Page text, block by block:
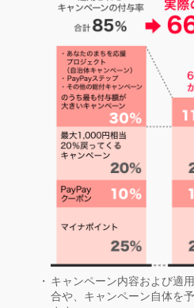
キャンペーン内容および適
合や、キャンペーン自体を